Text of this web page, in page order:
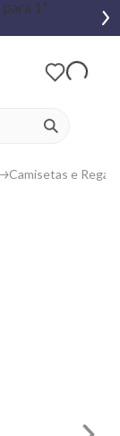
ver
Camisetas e